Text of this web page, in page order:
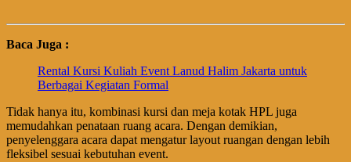
Baca Juga :
Rental Kursi Kuliah Event Lanud Halim Jakarta untuk
Berbagai Kegiatan Formal
Tidak hanya itu, kombinasi kursi dan meja kotak HPL juga
memudahkan penataan ruang acara. Dengan demikian,
penyelenggara acara dapat mengatur layout ruangan dengan lebih
fleksibel sesuai kebutuhan event.